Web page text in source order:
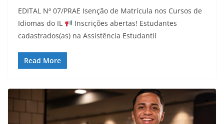
EDITAL Nº 07/PRAE Isenção de Matrícula nos Cursos de
Idiomas do IL
Inscrições abertas! Estudantes
cadastrados(as) na Assistência Estudantil
Read More